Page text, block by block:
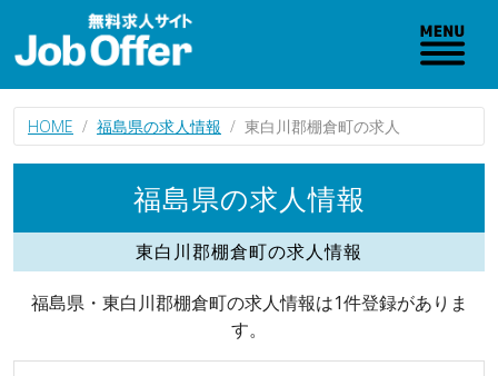
HOME 福島県の求人情報 東白川郡棚倉町の求人
福島県の求人情報
東白川郡棚倉町の求人情報
福島県・東白川郡棚倉町の求人情報は1件登録がありま
す。